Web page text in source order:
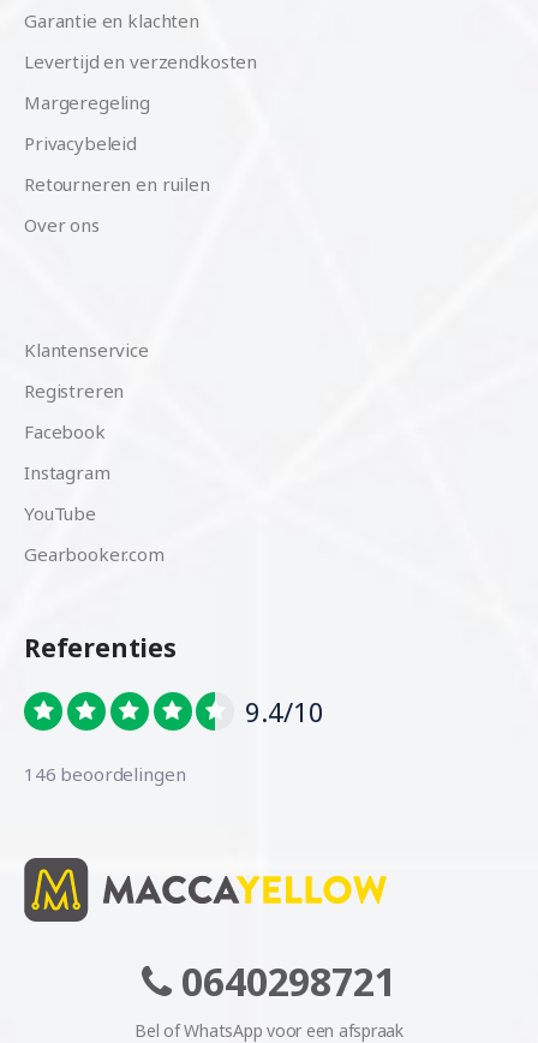
Garantie en klachten
Levertijd en verzendkosten
Margeregeling
Privacybeleid
Retourneren en ruilen
Over ons
Klantenservice
Registreren
Facebook
Instagram
YouTube
Gearbooker.com
Referenties
9.4/10
146 beoordelingen
0640298721
Bel of WhatsApp voor een afspraak